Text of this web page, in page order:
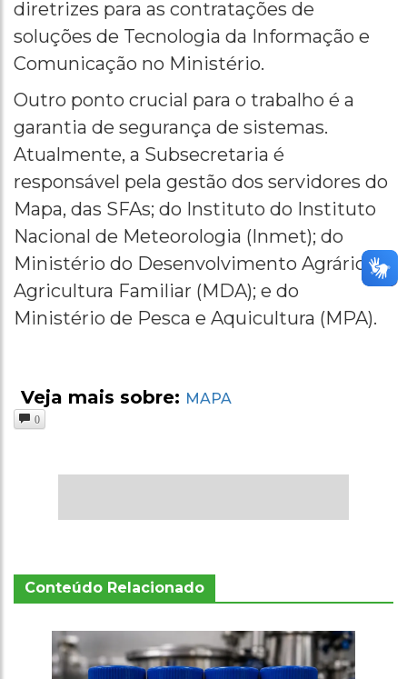
diretrizes para as contratações de
soluções de Tecnologia da Informação e
Comunicação no Ministério.
Outro ponto crucial para o trabalho é a
garantia de segurança de sistemas.
Atualmente, a Subsecretaria é
responsável pela gestão dos servidores do
Mapa, das SFAs; do Instituto do Instituto
Nacional de Meteorologia (Inmet); do
Ministério do Desenvolvimento Agrário e
Agricultura Familiar (MDA); e do
Ministério de Pesca e Aquicultura (MPA).
Veja mais sobre: MAPA
0
Conteúdo Relacionado